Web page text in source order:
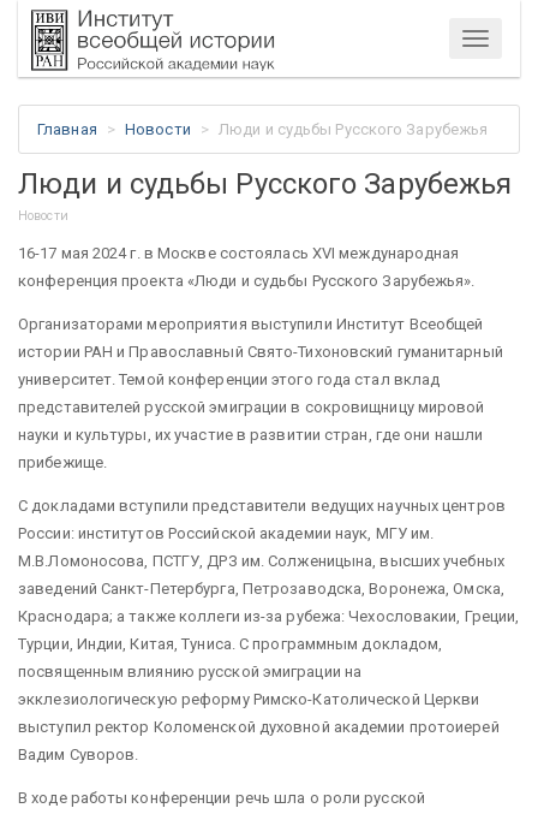
Меню
Главная Новости Люди и судьбы Русского Зарубежья
Люди и судьбы Русского Зарубежья
Новости
16-17 мая 2024 г. в Москве состоялась XVI международная
конференция проекта «Люди и судьбы Русского Зарубежья».
Организаторами мероприятия выступили Институт Всеобщей
истории РАН и Православный Свято-Тихоновский гуманитарный
университет. Темой конференции этого года стал вклад
представителей русской эмиграции в сокровищницу мировой
науки и культуры, их участие в развитии стран, где они нашли
прибежище.
С докладами вступили представители ведущих научных центров
России: институтов Российской академии наук, МГУ им.
М.В.Ломоносова, ПСТГУ, ДРЗ им. Солженицына, высших учебных
заведений Санкт-Петербурга, Петрозаводска, Воронежа, Омска,
Краснодара; а также коллеги из-за рубежа: Чехословакии, Греции,
Турции, Индии, Китая, Туниса. С программным докладом,
посвященным влиянию русской эмиграции на
экклезиологическую реформу Римско-Католической Церкви
выступил ректор Коломенской духовной академии протоиерей
Вадим Суворов.
В ходе работы конференции речь шла о роли русской